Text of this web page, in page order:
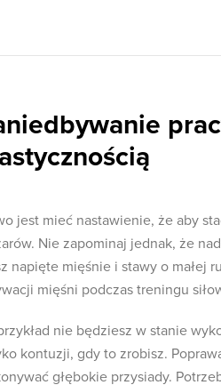
jest mieć nastawienie, że aby
Nie zapominaj jednak, że
napięte mięśnie i stawy o małej
mięśni podczas treningu
nie będziesz w stanie
kontuzji, gdy to zrobisz.
głębokie przysiady.